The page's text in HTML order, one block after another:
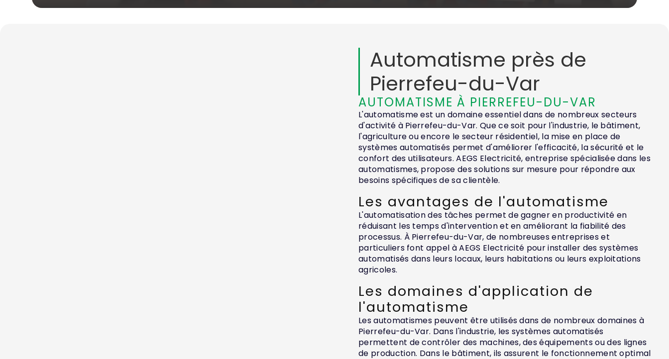
Automatisme près de
Pierrefeu-du-Var
AUTOMATISME À PIERREFEU-DU-VAR
L'automatisme est un domaine essentiel dans de nombreux secteurs
d'activité à Pierrefeu-du-Var. Que ce soit pour l'industrie, le bâtiment,
l'agriculture ou encore le secteur résidentiel, la mise en place de
systèmes automatisés permet d'améliorer l'efficacité, la sécurité et le
confort des utilisateurs. AEGS Electricité, entreprise spécialisée dans les
automatismes, propose des solutions sur mesure pour répondre aux
besoins spécifiques de sa clientèle.
Les avantages de l'automatisme
L'automatisation des tâches permet de gagner en productivité en
réduisant les temps d'intervention et en améliorant la fiabilité des
processus. À Pierrefeu-du-Var, de nombreuses entreprises et
particuliers font appel à AEGS Electricité pour installer des systèmes
automatisés dans leurs locaux, leurs habitations ou leurs exploitations
agricoles.
Les domaines d'application de
l'automatisme
Les automatismes peuvent être utilisés dans de nombreux domaines à
Pierrefeu-du-Var. Dans l'industrie, les systèmes automatisés
permettent de contrôler des machines, des équipements ou des lignes
de production. Dans le bâtiment, ils assurent le fonctionnement optimal